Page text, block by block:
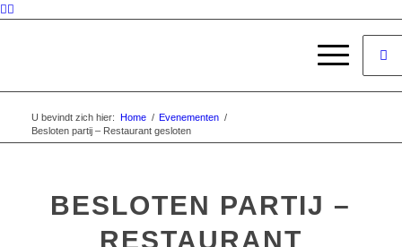
U bevindt zich hier: Home / Evenementen /
Besloten partij – Restaurant gesloten
BESLOTEN PARTIJ –
RESTAURANT